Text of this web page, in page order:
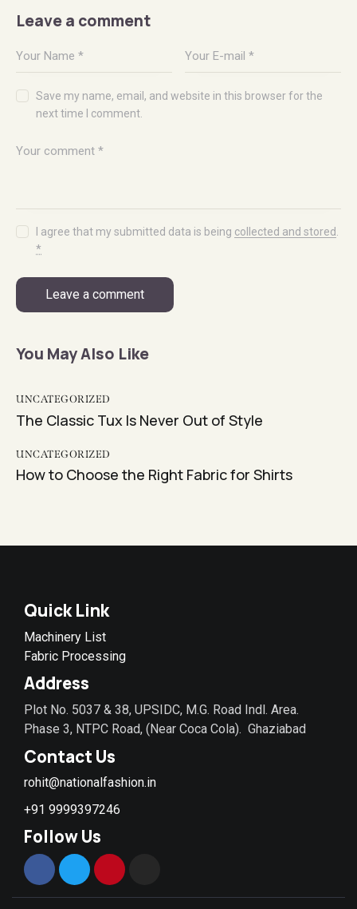
Leave a comment
Save my name, email, and website in this browser for the
next time I comment.
I agree that my submitted data is being collected and stored
*
You May Also Like
UNCATEGORIZED
The Classic Tux Is Never Out of Style
UNCATEGORIZED
How to Choose the Right Fabric for Shirts
Quick Link
Machinery List
Fabric Processing
Address
Plot No. 5037 & 38, UPSIDC, M.G. Road Indl. Area.
Phase 3, NTPC Road, (Near Coca Cola). Ghaziabad
Contact Us
rohit@nationalfashion.in
+91 9999397246
Follow Us